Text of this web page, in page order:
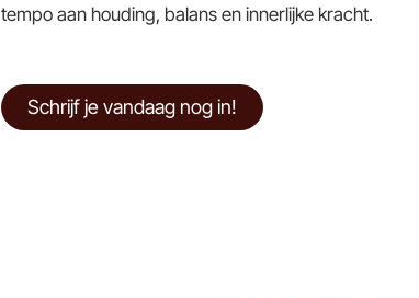
tempo aan houding, balans en innerlijke kracht.
Schrijf je vandaag nog in!